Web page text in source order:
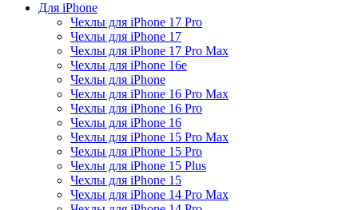
Для iPhone
Чехлы для iPhone 17 Pro
Чехлы для iPhone 17
Чехлы для iPhone 17 Pro Max
Чехлы для iPhone 16e
Чехлы для iPhone
Чехлы для iPhone 16 Pro Max
Чехлы для iPhone 16 Pro
Чехлы для iPhone 16
Чехлы для iPhone 15 Pro Max
Чехлы для iPhone 15 Pro
Чехлы для iPhone 15 Plus
Чехлы для iPhone 15
Чехлы для iPhone 14 Pro Max